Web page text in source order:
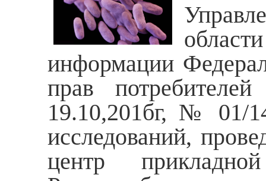
информации
прав
19.10,201бг, № 01/
исследований,
центр